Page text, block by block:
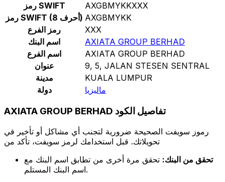
رمز SWIFT
AXGBMYKKXXX
رمز SWIFT (8 أحرف) AXGBMYKK
رمز الفرع
XXX
اسم البنك
AXIATA GROUP BERHAD
اسم الفرع
AXIATA GROUP BERHAD
عنوان
9, 5, JALAN STESEN SENTRAL
مدينة
KUALA LUMPUR
دولة
ماليزيا
AXIATA GROUP BERHAD تفاصيل الكود
رموز سويفت الصحيحة ضرورية لتجنب أي مشاكل أو تأخير في
تحويلاتك. قبل استخدامك لرمز سويفت، تأكد من
تحقق من البنك: تحقق مرة أخرى من تطابق اسم البنك مع
اسم البنك المستلم.